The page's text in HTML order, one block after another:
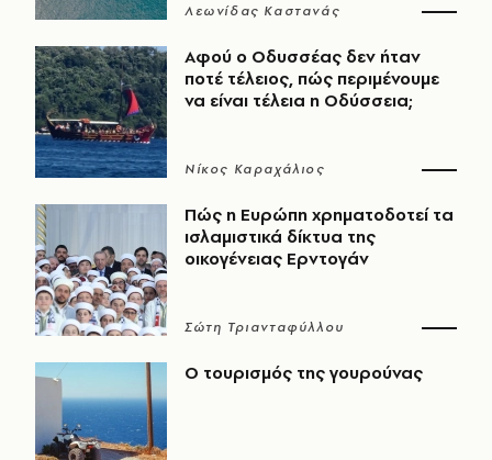
Λεωνίδας Καστανάς
Αφού ο Οδυσσέας δεν ήταν
ποτέ τέλειος, πώς περιμένουμε
να είναι τέλεια η Οδύσσεια;
Νίκος Καραχάλιος
Πώς η Ευρώπη χρηματοδοτεί τα
ισλαμιστικά δίκτυα της
οικογένειας Ερντογάν
Σώτη Τριανταφύλλου
Ο τουρισμός της γουρούνας